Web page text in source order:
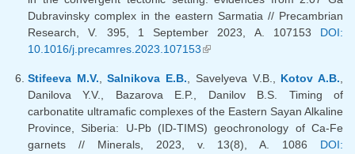
Dubravinsky complex in the eastern Sarmatia // Precambrian
Research, V. 395, 1 September 2023, A. 107153 DOI:
10.1016/j.precamres.2023.107153(внешняя ссылка)
Stifeeva M.V.,Salnikova E.B., Savelyeva V.B., Kotov A.B.,
Danilova Y.V., Bazarova E.P., Danilov B.S. Timing of
carbonatite ultramafic complexes of the Eastern Sayan Alkaline
Province, Siberia: U-Pb (ID-TIMS) geochronology of Ca-Fe
garnets // Minerals, 2023, v. 13(8), A. 1086 DOI: